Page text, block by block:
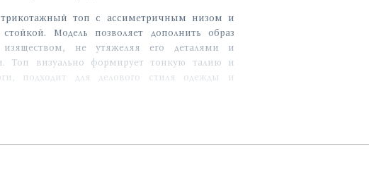
трикотажный топ с ассиметричным низом и
Модель позволяет дополнить образ
не утяжеляя его деталями и
Топ визуально формирует тонкую талию и
подходит для делового стиля одежды и